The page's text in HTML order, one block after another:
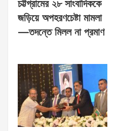
চট্টগ্রামের ২৮ সাংবাদিককে
জড়িয়ে অপহরণচেষ্টা মামলা
—তদন্তে মিলল না প্রমাণ